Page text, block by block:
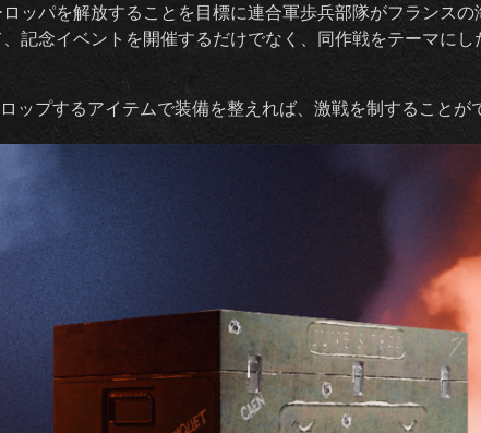
ッパを解放することを目標に連合軍歩兵部隊がフランス
記念イベントを開催するだけでなく、同作戦をテーマに
ップするアイテムで装備を整えれば、激戦を制することが